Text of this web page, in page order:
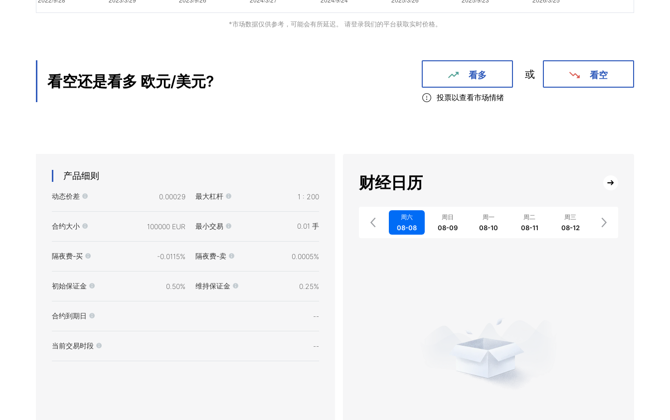
*市场数据仅供参考，可能会有所延迟。 请登录我们的平台获取实时价格。
看空还是看多 欧元/美元? 看多 或 看空
投票以查看市场情绪
产品细则
动态价差 0.00029 最大杠杆 1 : 200
合约大小 100000 EUR 最小交易 0.01 手
隔夜费-买 -0.0115% 隔夜费-卖 0.0005%
初始保证金 0.50% 维持保证金 0.25%
合约到期日 --
当前交易时段 --
财经日历
周六
08-08
周日
08-09
周一
08-10
周二
08-11
周三
08-12